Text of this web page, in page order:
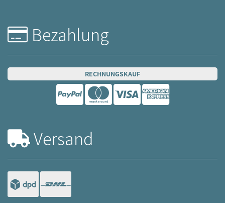
Bezahlung
RECHNUNGSKAUF
Versand